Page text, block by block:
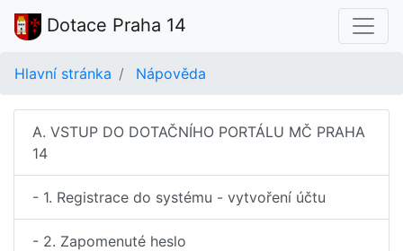
Dotace Praha 14
Hlavní stránka Nápověda
A. VSTUP DO DOTAČNÍHO PORTÁLU MČ PRAHA
14
- 1. Registrace do systému - vytvoření účtu
- 2. Zapomenuté heslo